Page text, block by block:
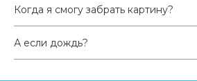
Когда я смогу забрать картину?
А если дождь?